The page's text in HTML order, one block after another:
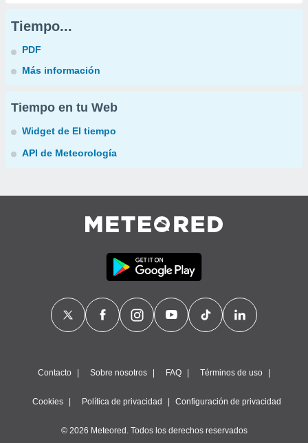
Tiempo...
PDF
Más información
Tiempo en tu Web
Widget de El tiempo
API de Meteorología
Contacto Sobre nosotros FAQ Términos de uso
Cookies Política de privacidad Configuración de privacidad
© 2026 Meteored. Todos los derechos reservados